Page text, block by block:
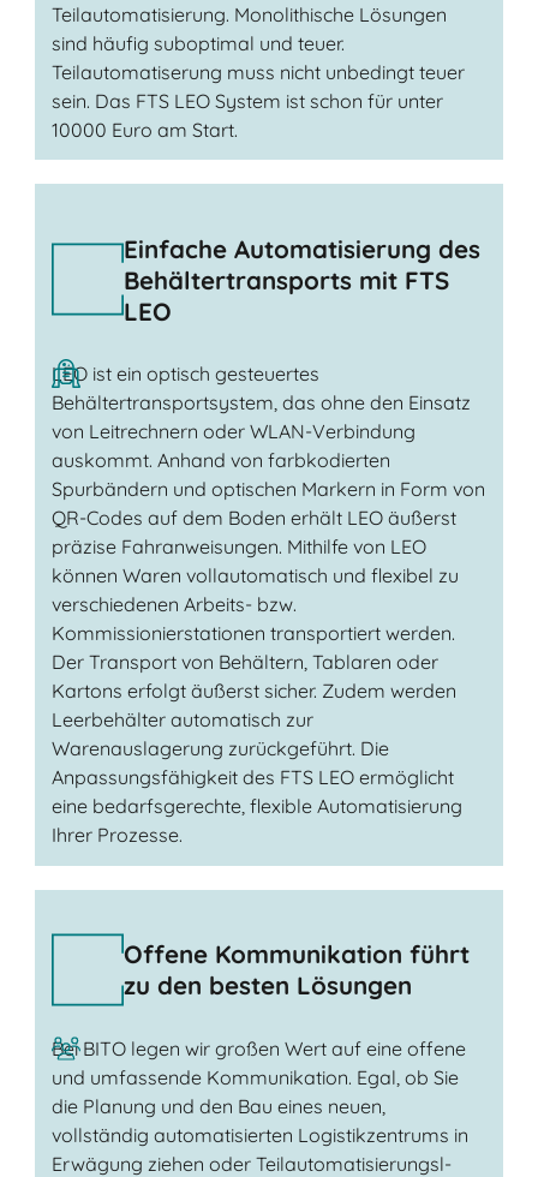
Teilautomatisierung. Monolithische Lösungen
sind häufig suboptimal und teuer.
Teilautomatiserung muss nicht unbedingt teuer
sein. Das FTS LEO System ist schon für unter
10000 Euro am Start.
Einfache Automatisierung des
Behältertransports mit FTS
LEO
LEO ist ein optisch gesteuertes
Behältertransportsystem, das ohne den Einsatz
von Leitrechnern oder WLAN-Verbindung
auskommt. Anhand von farbkodierten
Spurbändern und optischen Markern in Form von
QR-Codes auf dem Boden erhält LEO äußerst
präzise Fahranweisungen. Mithilfe von LEO
können Waren vollautomatisch und flexibel zu
verschiedenen Arbeits- bzw.
Kommissionierstationen transportiert werden.
Der Transport von Behältern, Tablaren oder
Kartons erfolgt äußerst sicher. Zudem werden
Leerbehälter automatisch zur
Warenauslagerung zurückgeführt. Die
Anpassungsfähigkeit des FTS LEO ermöglicht
eine bedarfsgerechte, flexible Automatisierung
Ihrer Prozesse.
Offene Kommunikation führt
zu den besten Lösungen
Bei BITO legen wir großen Wert auf eine offene
und umfassende Kommunikation. Egal, ob Sie
die Planung und den Bau eines neuen,
vollständig automatisierten Logistikzentrums in
Erwägung ziehen oder Teilautomatisierungsl-